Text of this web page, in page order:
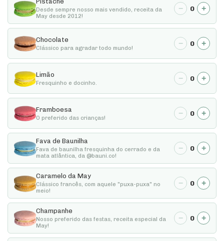
Desde sempre nosso mais vendido, receita da
May desde 2012!
− 0 +
Chocolate
Clássico para agradar todo mundo!
− 0 +
Limão
Fresquinho e docinho.
− 0 +
Framboesa
O preferido das crianças!
− 0 +
Fava de Baunilha
Fava de baunilha fresquinha do cerrado e da
mata atlântica, da @bauni.co!
− 0 +
Caramelo da May
Clássico francês, com aquele "puxa-puxa" no
meio!
− 0 +
Champanhe
Nosso preferido das festas, receita especial da
May!
− 0 +